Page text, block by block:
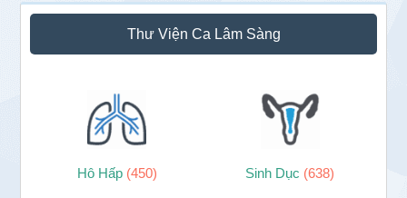
Sidebar
chính
Thư Viện Ca Lâm Sàng
Hô Hấp (450) Sinh Dục (638)